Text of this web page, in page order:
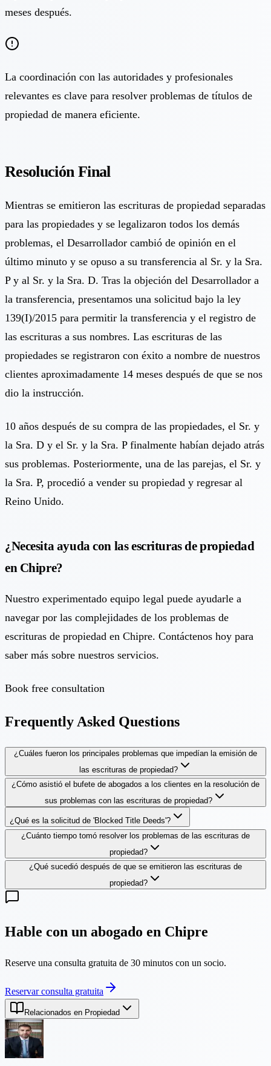
meses después.
La coordinación con las autoridades y profesionales
relevantes es clave para resolver problemas de títulos de
propiedad de manera eficiente.
Resolución Final
Mientras se emitieron las escrituras de propiedad separadas
para las propiedades y se legalizaron todos los demás
problemas, el Desarrollador cambió de opinión en el
último minuto y se opuso a su transferencia al Sr. y la Sra.
P y al Sr. y la Sra. D. Tras la objeción del Desarrollador a
la transferencia, presentamos una solicitud bajo la ley
139(I)/2015 para permitir la transferencia y el registro de
las escrituras a sus nombres. Las escrituras de las
propiedades se registraron con éxito a nombre de nuestros
clientes aproximadamente 14 meses después de que se nos
dio la instrucción.
10 años después de su compra de las propiedades, el Sr. y
la Sra. D y el Sr. y la Sra. P finalmente habían dejado atrás
sus problemas. Posteriormente, una de las parejas, el Sr. y
la Sra. P, procedió a vender su propiedad y regresar al
Reino Unido.
¿Necesita ayuda con las escrituras de propiedad
en Chipre?
Nuestro experimentado equipo legal puede ayudarle a
navegar por las complejidades de los problemas de
escrituras de propiedad en Chipre. Contáctenos hoy para
saber más sobre nuestros servicios.
Book free consultation
Frequently Asked Questions
¿Cuáles fueron los principales problemas que impedían la emisión de
las escrituras de propiedad?
¿Cómo asistió el bufete de abogados a los clientes en la resolución de
sus problemas con las escrituras de propiedad?
¿Qué es la solicitud de 'Blocked Title Deeds'?
¿Cuánto tiempo tomó resolver los problemas de las escrituras de
propiedad?
¿Qué sucedió después de que se emitieron las escrituras de
propiedad?
Hable con un abogado en Chipre
Reserve una consulta gratuita de 30 minutos con un socio.
Reservar consulta gratuita
Relacionados en Propiedad